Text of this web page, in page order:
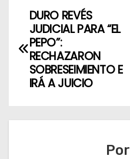
N
a
DURO REVÉS
JUDICIAL PARA “EL
PEPO”:
RECHAZARON
SOBRESEIMIENTO E
IRÁ A JUICIO
Por